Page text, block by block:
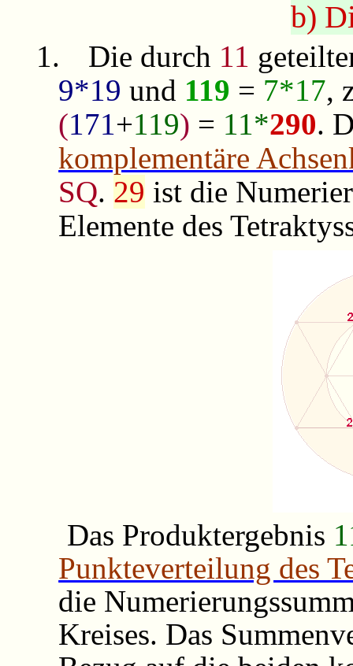
b)
1. Die durch 11
9*19 und 119 = 7*17,
(171 +119) = 11*290.
komplementäre
SQ. 29 ist die
Elemente des
Das Produktergebnis
Punkteverteilung des
die
Kreises. Das